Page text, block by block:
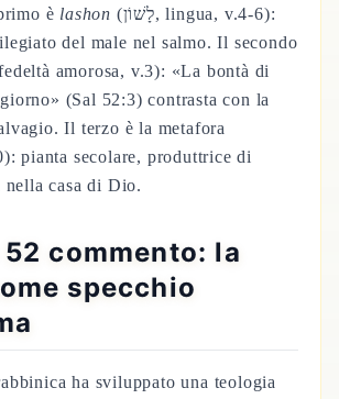
è lashon (לָשׁוֹן, lingua, v.4-6):
del male nel salmo. Il secondo
(Sal 52:3) contrasta con la
Il terzo è la metafora
pianta secolare, produttrice di
casa di Dio.
commento: la
specchio
ha sviluppato una teologia